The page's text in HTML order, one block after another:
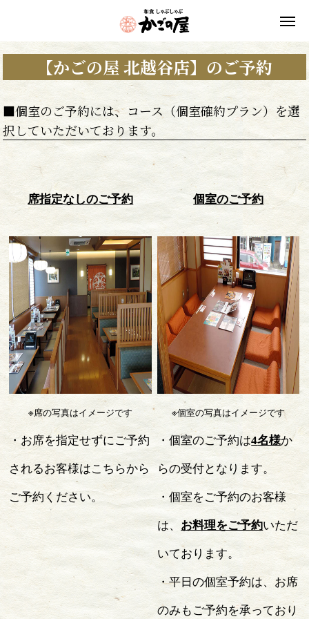
【かごの屋 北越谷店】のご予約
■個室のご予約には、コース（個室確約プラン）を選
択していただいております。
席指定なしのご予約
※席の写真はイメージです
・お席を指定せずにご予約
されるお客様はこちらから
ご予約ください。
個室のご予約
※個室の写真はイメージです
・個室のご予約は4名様か
らの受付となります。
・個室をご予約のお客様
は、 お料理をご予約いただ
いております。
・平日の個室予約は、お席
のみもご予約を承っており